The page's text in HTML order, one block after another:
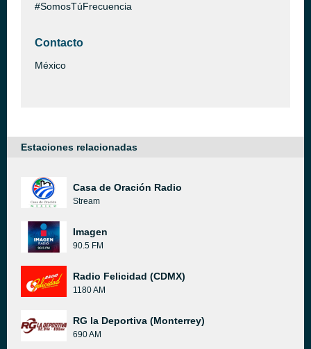
#SomosTúFrecuencia
Contacto
México
Estaciones relacionadas
Casa de Oración Radio
Stream
Imagen
90.5 FM
Radio Felicidad (CDMX)
1180 AM
RG la Deportiva (Monterrey)
690 AM